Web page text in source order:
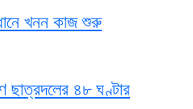
খনন কাজ শুরু
ছাত্রদলের ৪৮ ঘণ্টার